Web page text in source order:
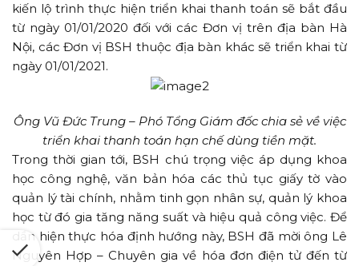
kiến lộ trình thực hiện triển khai thanh toán sẽ bắt đầu
từ ngày 01/01/2020 đối với các Đơn vị trên địa bàn Hà
Nội, các Đơn vị BSH thuộc địa bàn khác sẽ triển khai từ
ngày 01/01/2021.
Ông Vũ Đức Trung – Phó Tổng Giám đốc chia sẻ về việc
triển khai thanh toán hạn chế dùng tiền mặt.
Trong thời gian tới, BSH chú trọng việc áp dụng khoa
học công nghệ, văn bản hóa các thủ tục giấy tờ vào
quản lý tài chính, nhằm tinh gọn nhân sự, quản lý khoa
học từ đó gia tăng năng suất và hiệu quả công việc. Để
dần hiện thực hóa định hướng này, BSH đã mời ông Lê
Nguyên Hợp – Chuyên gia về hóa đơn điện tử đến từ